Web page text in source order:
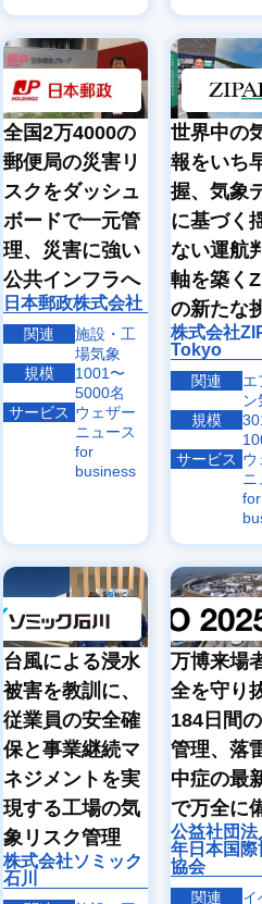
全国2万4000の
郵便局の災害リ
スクをダッシュ
ボードで一元管
理、災害に強い
公共インフラへ
日本郵政株式会社
関連
施設・工
場気象
規模
1001〜
5000名
サービス ウェザー
ニュース
for
business
世界中の
報をいち
握、気象
に基づく
ない運航
軸を築く
の新たな
株式会社
Tokyo
関連
エ
ン
規模
サービス ウ
ニ
for
台風による浸水
被害を教訓に、
従業員の安全確
保と事業継続マ
ネジメントを実
現する工場の気
象リスク管理
株式会社ソミック
石川
万博来場
全を守り
184日間
管理、落
中症の最
で万全に
公益社団
年日本国際
協会
関連 イ